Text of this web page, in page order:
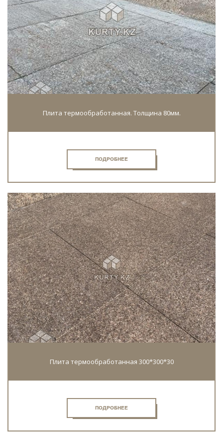
Плита термообработанная. Толщина 80мм.
ПОДРОБНЕЕ
Плита термообработанная 300*300*30
ПОДРОБНЕЕ